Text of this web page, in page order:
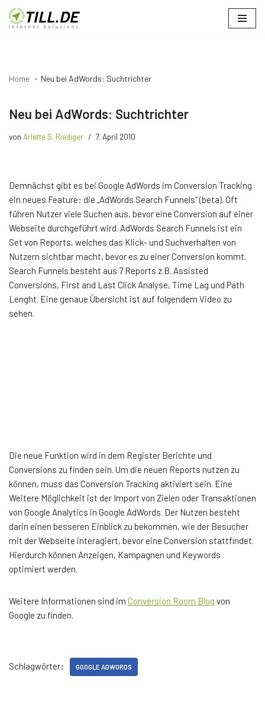
Zum
Home Neu bei AdWords: Suchtrichter
Neu bei AdWords: Suchtrichter
von Arlette S. Riediger 7. April 2010
Demnächst gibt es bei Google AdWords im Conversion Tracking
ein neues Feature: die „AdWords Search Funnels“ (beta). Oft
führen Nutzer viele Suchen aus, bevor eine Conversion auf einer
Webseite durchgeführt wird. AdWords Search Funnels ist ein
Set von Reports, welches das Klick- und Suchverhalten von
Nutzern sichtbar macht, bevor es zu einer Conversion kommt.
Search Funnels besteht aus 7 Reports z.B. Assisted
Conversions, First and Last Click Analyse, Time Lag und Path
Lenght. Eine genaue Übersicht ist auf folgendem Video zu
sehen.
Die neue Funktion wird in dem Register Berichte und
Conversions zu finden sein. Um die neuen Reports nutzen zu
können, muss das Conversion Tracking aktiviert sein. Eine
Weitere Möglichkeit ist der Import von Zielen oder Transaktionen
von Google Analytics in Google AdWords. Der Nutzen besteht
darin einen besseren Einblick zu bekommen, wie der Besucher
mit der Webseite interagiert, bevor eine Conversion stattfindet.
Hierdurch können Anzeigen, Kampagnen und Keywords
optimiert werden.
Weitere Informationen sind im Conversion Room Blog von
Google zu finden.
Schlagwörter: GOOGLE ADWORDS